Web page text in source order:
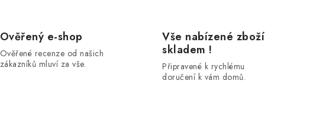
Ověřený e-shop
Ověřené recenze od našich
zákazníků mluví za vše.
Vše nabízené zboží
skladem !
Připravené k rychlému
doručení k vám domů.